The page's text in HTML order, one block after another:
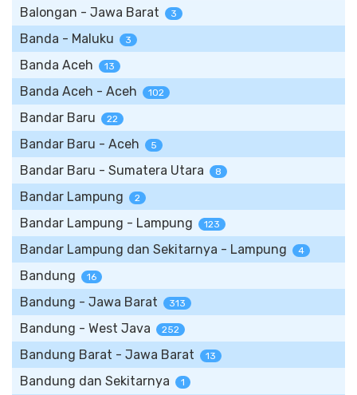
Balongan - Jawa Barat 3
Banda - Maluku 3
Banda Aceh 13
Banda Aceh - Aceh 102
Bandar Baru 22
Bandar Baru - Aceh 5
Bandar Baru - Sumatera Utara 8
Bandar Lampung 2
Bandar Lampung - Lampung 123
Bandar Lampung dan Sekitarnya - Lampung 4
Bandung 16
Bandung - Jawa Barat 313
Bandung - West Java 252
Bandung Barat - Jawa Barat 13
Bandung dan Sekitarnya 1